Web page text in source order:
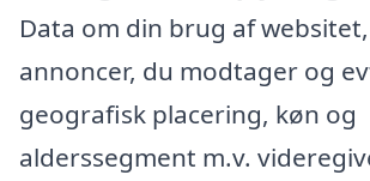
Data om din brug af
annoncer, du modtager og
geografisk placering, køn og
alderssegment m.v.